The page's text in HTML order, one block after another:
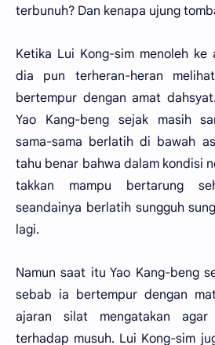
terbunuh? Dan kenapa ujung
Ketika Lui Kong-sim menoleh ke
dia pun terheran-heran
bertempur dengan amat
Yao Kang-beng sejak masih
sama-sama berlatih di bawah
tahu benar bahwa dalam kondisi
takkan mampu bertarung
seandainya berlatih sungguh
lagi.
Namun saat itu Yao Kang-beng
sebab ia bertempur dengan
ajaran silat mengatakan
terhadap musuh. Lui Kong-sim